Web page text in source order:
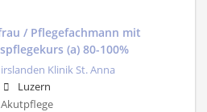
/ Pflegefachmann mit
(a) 80-100%
Klinik St. Anna
Luzern
Akutpflege